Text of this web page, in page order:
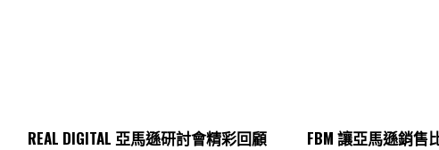
REAL DIGITAL 亞馬遜研討會精彩回顧 FBM 讓亞馬遜銷售